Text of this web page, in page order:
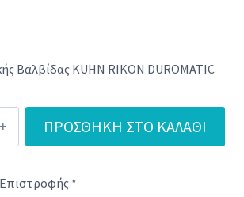
Βαλβίδας KUHN RIKON DUROMATIC
ΠΡΟΣΘΉΚΗ ΣΤΟ ΚΑΛΆΘΙ
*